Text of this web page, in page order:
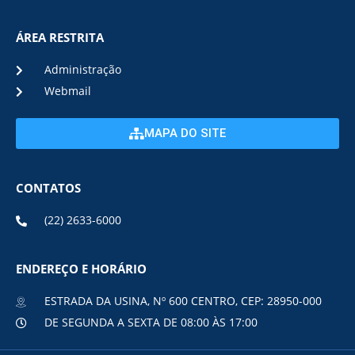
ÁREA RESTRITA
Administração
Webmail
MAPA DO SITE
CONTATOS
(22) 2633-6000
ENDEREÇO E HORÁRIO
ESTRADA DA USINA, Nº 600 CENTRO, CEP: 28950-000
DE SEGUNDA A SEXTA DE 08:00 ÀS 17:00